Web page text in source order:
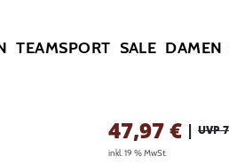
TEAMSPORT SALE DAMEN
47,97€ | UVP
inkl. 19 % MwSt.